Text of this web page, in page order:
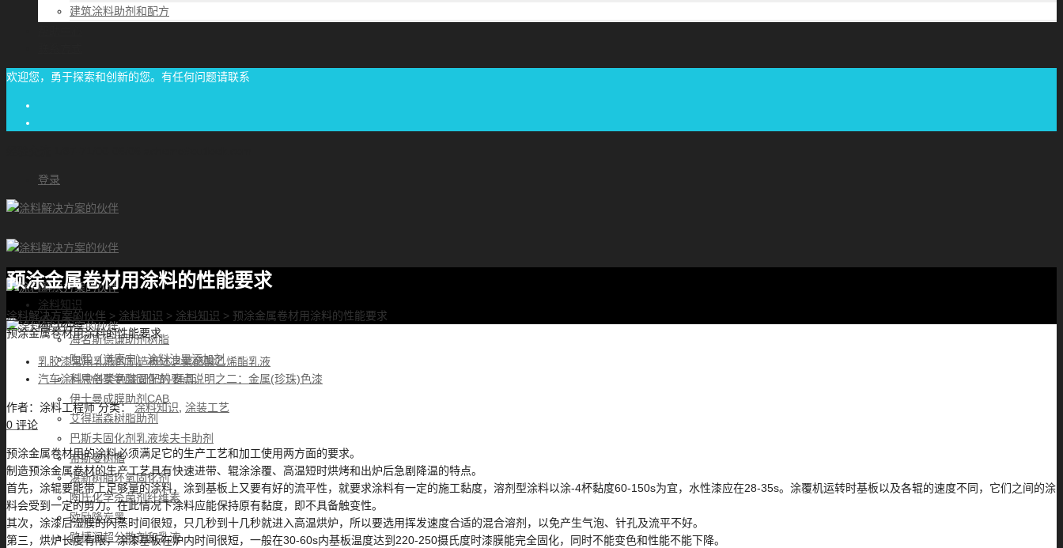
建筑涂料助剂和配方
欢迎您，勇于探索和创新的您。有任何问题请联系
登录
首页
涂料知识
涂料优选
海名斯德谦助剂树脂
陶熙（道康宁）涂料油墨添加剂
科思创聚氨酯固化剂-拜耳
伊士曼成膜助剂CAB
艾得瑞森树脂助剂
巴斯夫固化剂乳液埃夫卡助剂
帝斯曼树脂
湛新树脂环氧固化剂
陶氏化学杀菌剂纤维素
欧励隆炭黑
路博润超分散剂和乳液
预涂金属卷材用涂料的性能要求
涂料解决方案的伙伴 > 涂料知识 > 涂料知识 > 预涂金属卷材用涂料的性能要求
预涂金属卷材用涂料的性能要求
乳胶漆常用乳液的制造概述之聚醋酸乙烯酯乳液
汽车涂料中各类色漆调配的要点说明之二：金属(珍珠)色漆
作者： 涂料工程师分类：涂料知识 涂装工艺
0 评论
预涂金属卷材用的涂料必须满足它的生产工艺和加工使用两方面的要求。
制造预涂金属卷材的生产工艺具有快速进带、辊涂涂覆、高温短时烘烤和出炉后急剧降温的特点。
首先，涂辊要能带上足够量的涂料，涂到基板上又要有好的流平性，就要求涂料有一定的施工黏度，溶剂型涂料以涂-4杯黏度60-150s为宜，水性漆应在28-35s。涂覆机运转时基板以及各辊的速度不同，它们之间的涂
料会受到一定的剪力。在此情况下涂料应能保持原有黏度，即不具备触变性。
其次，涂漆后湿膜的闪蒸时间很短，只几秒到十几秒就进入高温烘炉，所以要选用挥发速度合适的混合溶剂，以免产生气泡、针孔及流平不好。
第三，烘炉长度有限，涂漆基板在炉内时间很短，一般在30-60s内基板温度达到220-250摄氏度时漆膜能完全固化，同时不能变色和性能不能下降。